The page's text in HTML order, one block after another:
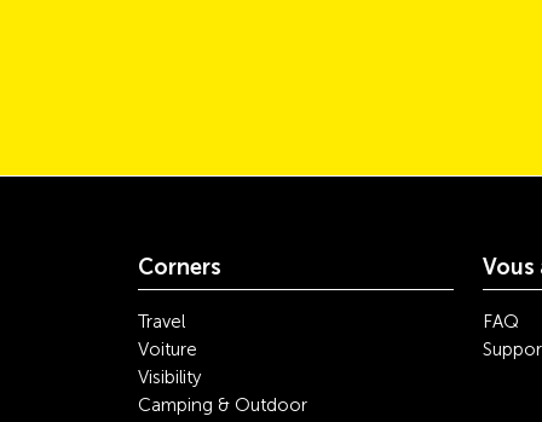
Corners
Travel
Voiture
Visibility
Camping & Outdoor
Vous
FAQ